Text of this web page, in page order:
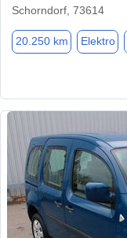
Schorndorf, 73614
20.250 km Elektro